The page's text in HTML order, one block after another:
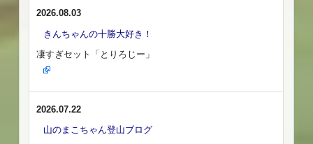
2026.08.03
きんちゃんの十勝大好き！
凄すぎセット「とりろじー」
2026.07.22
山のまこちゃん登山ブログ